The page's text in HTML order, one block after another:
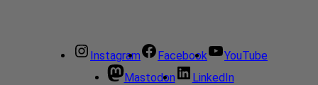
Instagram Facebook
YouTube
Mastodon
LinkedIn